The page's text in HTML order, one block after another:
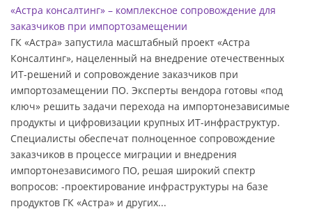
«Астра консалтинг» – комплексное сопровождение для
заказчиков при импортозамещении
ГК «Астра» запустила масштабный проект «Астра
Консалтинг», нацеленный на внедрение отечественных
ИТ-решений и сопровождение заказчиков при
импортозамещении ПО. Эксперты вендора готовы «под
ключ» решить задачи перехода на импортонезависимые
продукты и цифровизации крупных ИТ-инфраструктур.
Специалисты обеспечат полноценное сопровождение
заказчиков в процессе миграции и внедрения
импортонезависимого ПО, решая широкий спектр
вопросов: -проектирование инфраструктуры на базе
продуктов ГК «Астра» и других...